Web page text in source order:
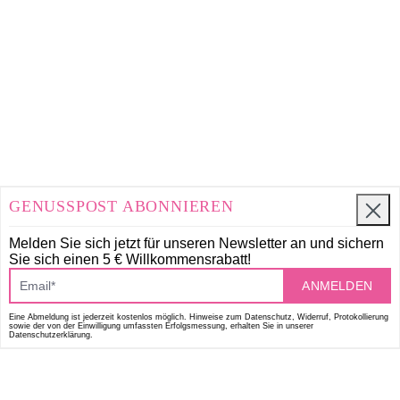
GENUSSPOST ABONNIEREN
Melden Sie sich jetzt für unseren Newsletter an und sichern
Sie sich einen 5 € Willkommensrabatt!
ANMELDEN
Eine Abmeldung ist jederzeit kostenlos möglich. Hinweise zum Datenschutz, Widerruf, Protokollierung
sowie der von der Einwilligung umfassten Erfolgsmessung, erhalten Sie in unserer
Datenschutzerklärung.